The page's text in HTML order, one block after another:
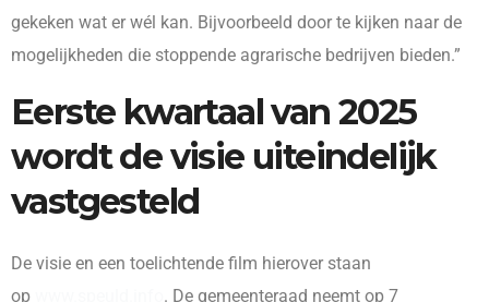
gekeken wat er wél kan. Bijvoorbeeld door te kijken naar de
mogelijkheden die stoppende agrarische bedrijven bieden.”
Eerste kwartaal van 2025
wordt de visie uiteindelijk
vastgesteld
De visie en een toelichtende film hierover staan
op
. De gemeenteraad neemt op 7